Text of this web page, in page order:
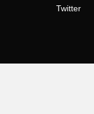
Twitter